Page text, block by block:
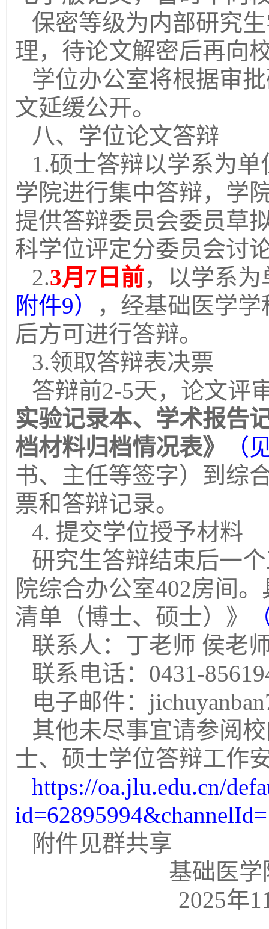
保密等级为内部研究
理，待论文解密后再向
学位办公室将根据审
文延缓公开。
八、学位论文答辩
1.硕士答辩以学系为
学院进行集中答辩，学
提供答辩委员会委员草
科学位评定分委员会讨
2.3月 7 日前，以学系
附件9）
，经基础医学
后方可进行答辩。
3.领取答辩表决票
答辩前2-5天，论文评
实验记录本、学术报告
档材料归档情况表》
（
书、主任等签字）到综
票和答辩记录。
4. 提交学位授予材料
研究生答辩结束后一
院综合办公室402房间
清单（博士、硕士）》
联系人：丁老师 侯老
联系电话： 0431-
电子邮件：
其他未尽事宜请参阅
士、硕士学位答辩工作
https://oa.jlu.edu.cn/
附件见群共享
基础医
2025年